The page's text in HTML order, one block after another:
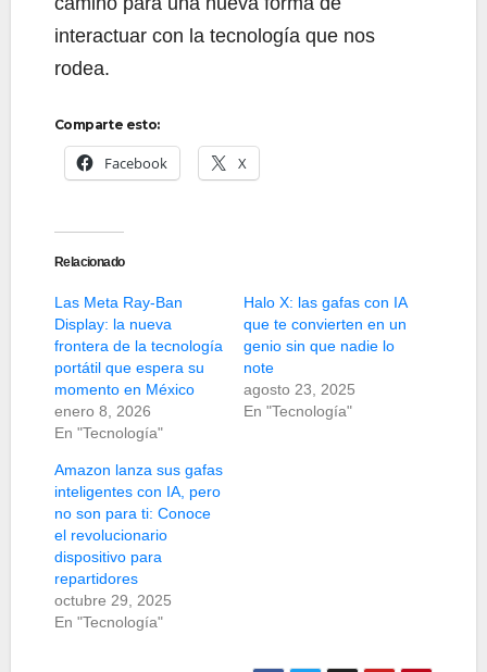
interactuar con la tecnología que nos
rodea.
Comparte esto:
Facebook X
Relacionado
Las Meta Ray-Ban
Display: la nueva
frontera de la tecnología
portátil que espera su
momento en México
enero 8, 2026
En "Tecnología"
Halo X: las gafas con IA
que te convierten en un
genio sin que nadie lo
note
agosto 23, 2025
En "Tecnología"
Amazon lanza sus gafas
inteligentes con IA, pero
no son para ti: Conoce
el revolucionario
dispositivo para
repartidores
octubre 29, 2025
En "Tecnología"